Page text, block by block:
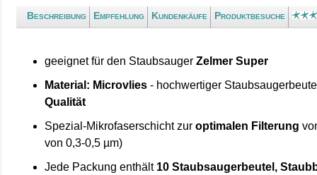
Beschreibung Empfehlung Kundenkäufe Produktbesuche
geeignet für den StaubsaugerZelmer Super
Material: Microvlies - hochwertiger
Qualität
Spezial-Mikrofaserschicht zuroptimalen Filterung
von 0,3-0,5 µm)
Jede Packung enthält 10 Staubsaugerbeutel,